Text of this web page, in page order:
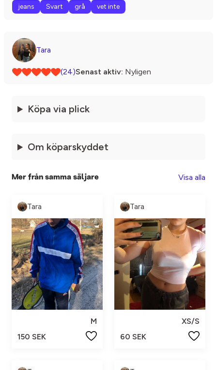
jeans Svart grå vet inte
Tara
(24)Senast aktiv: Nyligen
Köpa via plick
Om köparskyddet
Mer från samma säljare Visa alla
Tara
M
150 SEK
Tara
XS/S
60 SEK